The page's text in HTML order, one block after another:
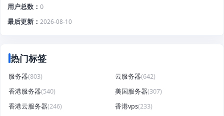
用户总数
0
最后更新
2026-08-10
热门标签
服务器(803) 云服务器(642)
香港服务器(540) 美国服务器(307)
香港云服务器(246) 香港vps(233)